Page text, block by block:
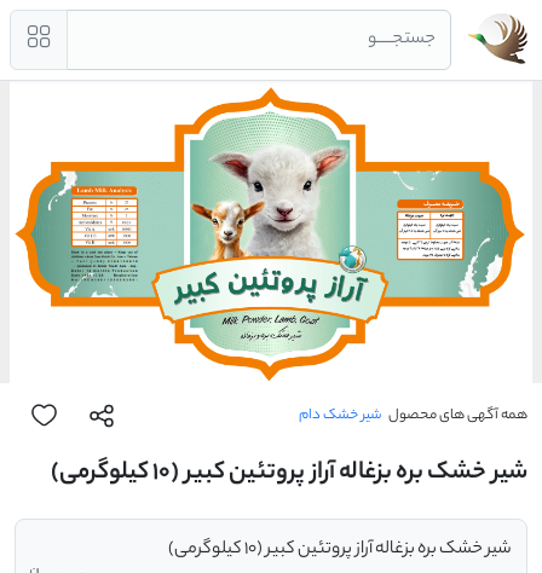
جستجــــو
همه آگهی های محصول شیر خشک دام
شیر خشک بره بزغاله آراز پروتئین کبیر (10 کیلوگرمی)
شیر خشک بره بزغاله آراز پروتئین کبیر (10 کیلوگرمی)